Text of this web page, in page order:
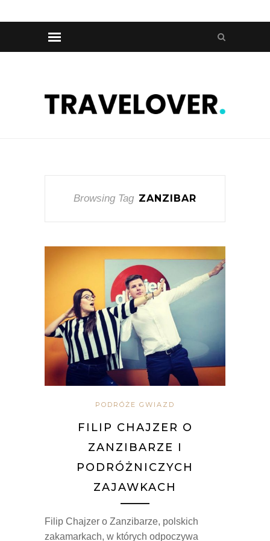
Browsing Tag ZANZIBAR
PODRÓŻE GWIAZD
FILIP CHAJZER O
ZANZIBARZE I
PODRÓŻNICZYCH
ZAJAWKACH
Filip Chajzer o Zanzibarze, polskich
zakamarkach, w których odpoczywa